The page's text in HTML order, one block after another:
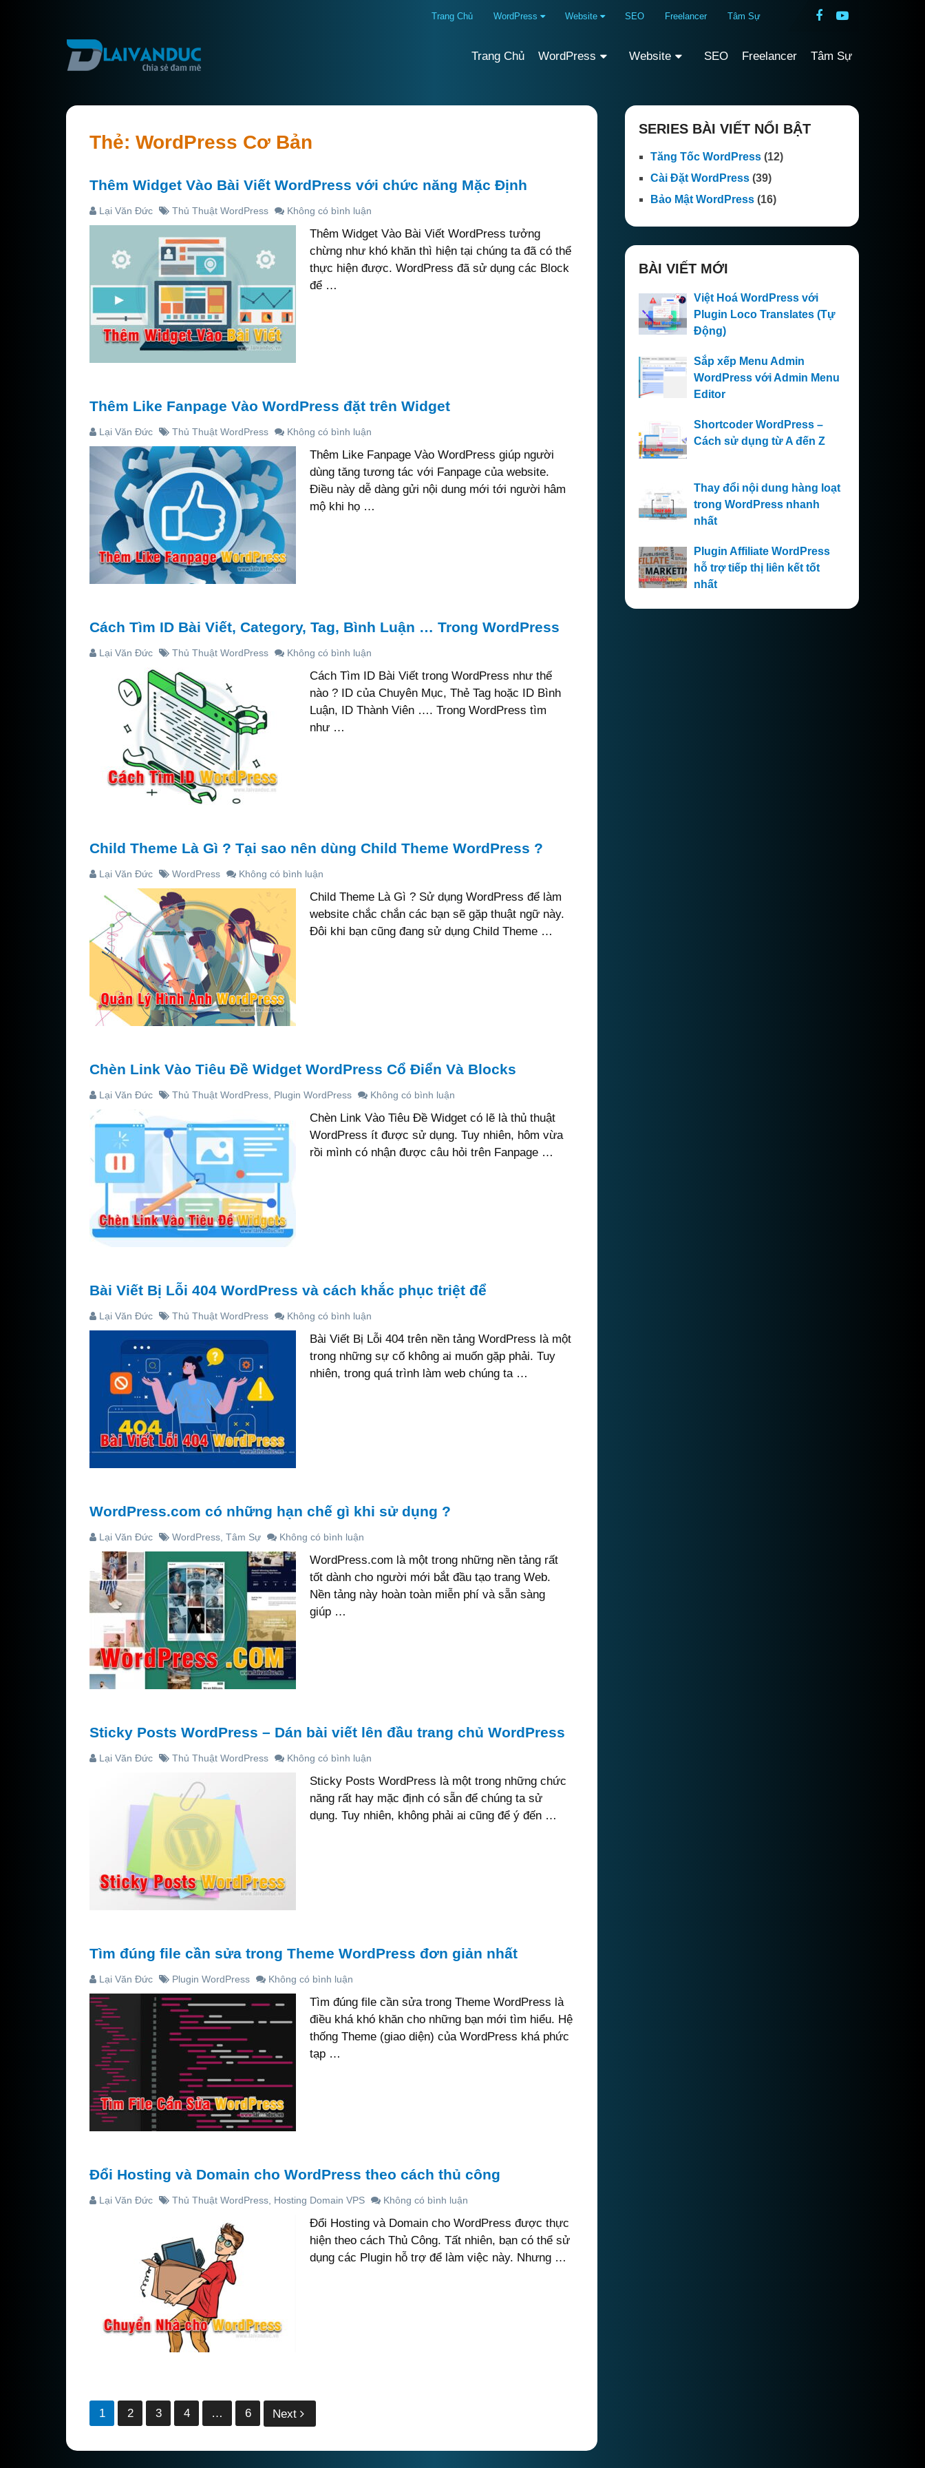
Trang Chủ WordPress Website SEO Freelancer Tâm Sự
Trang Chủ WordPress Website SEO Freelancer Tâm Sự
Thẻ:WordPress Cơ Bản
Thêm Widget Vào Bài Viết WordPress với chức năng Mặc Định
Lại Văn Đức Thủ Thuật WordPress Không có bình luận
Thêm Widget Vào Bài Viết WordPress tưởng
chừng như khó khăn thì hiện tại chúng ta đã có thể
thực hiện được. WordPress đã sử dụng các Block
để …
Thêm Like Fanpage Vào WordPress đặt trên Widget
Lại Văn Đức Thủ Thuật WordPress Không có bình luận
Thêm Like Fanpage Vào WordPress giúp người
dùng tăng tương tác với Fanpage của website.
Điều này dễ dàng gửi nội dung mới tới người hâm
mộ khi họ …
Cách Tìm ID Bài Viết, Category, Tag, Bình Luận … Trong WordPress
Lại Văn Đức Thủ Thuật WordPress Không có bình luận
Cách Tìm ID Bài Viết trong WordPress như thế
nào ? ID của Chuyên Mục, Thẻ Tag hoặc ID Bình
Luận, ID Thành Viên …. Trong WordPress tìm
như …
Child Theme Là Gì ? Tại sao nên dùng Child Theme WordPress ?
Lại Văn Đức WordPress Không có bình luận
Child Theme Là Gì ? Sử dụng WordPress để làm
website chắc chắn các bạn sẽ gặp thuật ngữ này.
Đôi khi bạn cũng đang sử dụng Child Theme …
Chèn Link Vào Tiêu Đề Widget WordPress Cổ Điển Và Blocks
Lại Văn Đức Thủ Thuật WordPress, Plugin WordPress Không có bình luận
Chèn Link Vào Tiêu Đề Widget có lẽ là thủ thuật
WordPress ít được sử dụng. Tuy nhiên, hôm vừa
rồi mình có nhận được câu hỏi trên Fanpage …
Bài Viết Bị Lỗi 404 WordPress và cách khắc phục triệt để
Lại Văn Đức Thủ Thuật WordPress Không có bình luận
Bài Viết Bị Lỗi 404 trên nền tảng WordPress là một
trong những sự cố không ai muốn gặp phải. Tuy
nhiên, trong quá trình làm web chúng ta …
WordPress.com có những hạn chế gì khi sử dụng ?
Lại Văn Đức WordPress,Tâm Sự Không có bình luận
WordPress.com là một trong những nền tảng rất
tốt dành cho người mới bắt đầu tạo trang Web.
Nền tảng này hoàn toàn miễn phí và sẵn sàng
giúp …
Sticky Posts WordPress – Dán bài viết lên đầu trang chủ WordPress
Lại Văn Đức Thủ Thuật WordPress Không có bình luận
Sticky Posts WordPress là một trong những chức
năng rất hay mặc định có sẵn để chúng ta sử
dụng. Tuy nhiên, không phải ai cũng để ý đến …
Tìm đúng file cần sửa trong Theme WordPress đơn giản nhất
Lại Văn Đức Plugin WordPress Không có bình luận
Tìm đúng file cần sửa trong Theme WordPress là
điều khá khó khăn cho những bạn mới tìm hiểu. Hệ
thống Theme (giao diện) của WordPress khá phức
tạp …
Đổi Hosting và Domain cho WordPress theo cách thủ công
Lại Văn Đức Thủ Thuật WordPress, Hosting Domain VPS Không có bình luận
Đổi Hosting và Domain cho WordPress được thực
hiện theo cách Thủ Công. Tất nhiên, bạn có thể sử
dụng các Plugin hỗ trợ để làm việc này. Nhưng …
Phân
bài
1 2 3 4 … 6 Next
SERIES BÀI VIẾT NỔI BẬT
Tăng Tốc WordPress (12)
Cài Đặt WordPress (39)
Bảo Mật WordPress (16)
BÀI VIẾT MỚI
Việt Hoá WordPress với
Plugin Loco Translates (Tự
Động)
Sắp xếp Menu Admin
WordPress với Admin Menu
Editor
Shortcoder WordPress –
Cách sử dụng từ A đến Z
Thay đổi nội dung hàng loạt
trong WordPress nhanh
nhất
Plugin Affiliate WordPress
hỗ trợ tiếp thị liên kết tốt
nhất